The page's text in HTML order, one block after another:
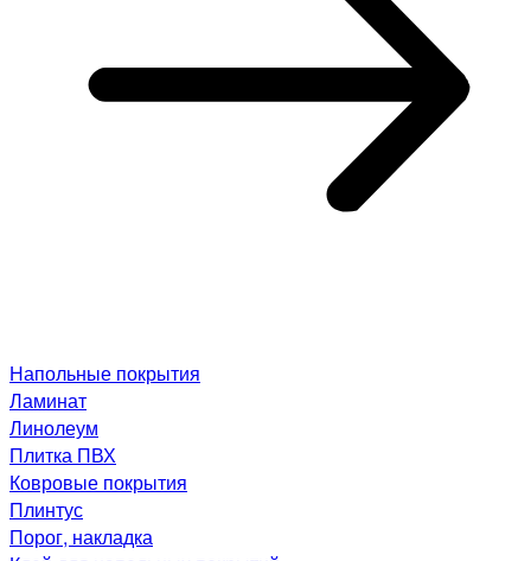
Напольные покрытия
Ламинат
Линолеум
Плитка ПВХ
Ковровые покрытия
Плинтус
Порог, накладка